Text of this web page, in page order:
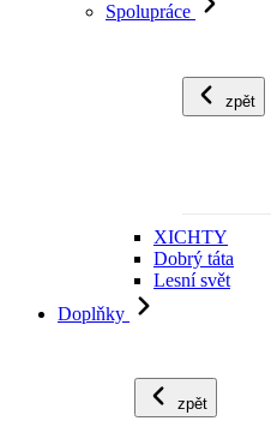
Spolupráce
zpět
XICHTY
Dobrý táta
Lesní svět
Doplňky
zpět